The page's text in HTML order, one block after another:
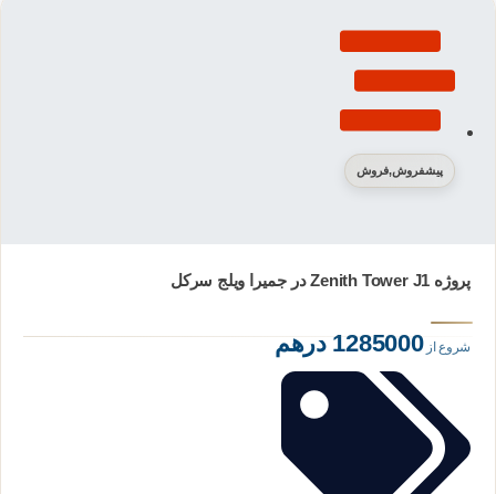
پروژه Zenith Tower J1 در جمیرا ویلج سرکل
پیشفروش,فروش
شروع از 1285000 درهم